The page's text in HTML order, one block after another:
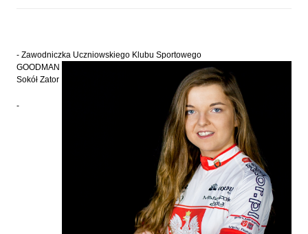
- Zawodniczka Uczniowskiego Klubu Sportowego
GOODMAN
Sokół Zator
-